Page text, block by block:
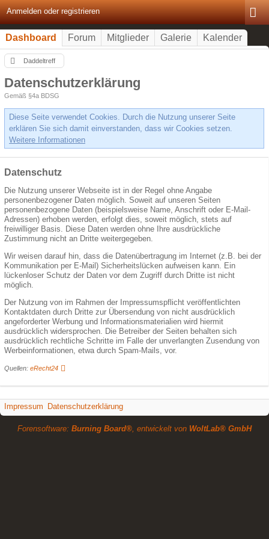
Anmelden oder registrieren
Dashboard Forum Mitglieder Galerie Kalender
Daddeltreff
Datenschutzerklärung
Gemäß §4a BDSG
Diese Seite verwendet Cookies. Durch die Nutzung unserer Seite
erklären Sie sich damit einverstanden, dass wir Cookies setzen.
Weitere Informationen
Datenschutz
Die Nutzung unserer Webseite ist in der Regel ohne Angabe
personenbezogener Daten möglich. Soweit auf unseren Seiten
personenbezogene Daten (beispielsweise Name, Anschrift oder E-Mail-
Adressen) erhoben werden, erfolgt dies, soweit möglich, stets auf
freiwilliger Basis. Diese Daten werden ohne Ihre ausdrückliche
Zustimmung nicht an Dritte weitergegeben.
Wir weisen darauf hin, dass die Datenübertragung im Internet (z.B. bei der
Kommunikation per E-Mail) Sicherheitslücken aufweisen kann. Ein
lückenloser Schutz der Daten vor dem Zugriff durch Dritte ist nicht
möglich.
Der Nutzung von im Rahmen der Impressumspflicht veröffentlichten
Kontaktdaten durch Dritte zur Übersendung von nicht ausdrücklich
angeforderter Werbung und Informationsmaterialien wird hiermit
ausdrücklich widersprochen. Die Betreiber der Seiten behalten sich
ausdrücklich rechtliche Schritte im Falle der unverlangten Zusendung von
Werbeinformationen, etwa durch Spam-Mails, vor.
Quellen: eRecht24
Impressum Datenschutzerklärung
Forensoftware: Burning Board®, entwickelt von WoltLab® GmbH